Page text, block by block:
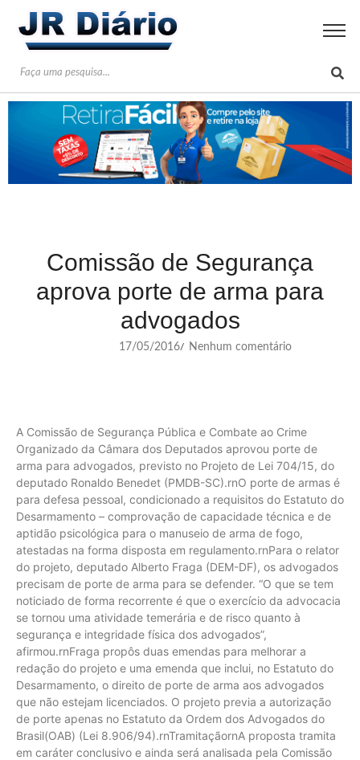
Comissão de Segurança
aprova porte de arma para
advogados
17/05/2016/ Nenhum comentário
A Comissão de Segurança Pública e Combate ao Crime
Organizado da Câmara dos Deputados aprovou porte de
arma para advogados, previsto no Projeto de Lei 704/15, do
deputado Ronaldo Benedet (PMDB-SC).rnO porte de armas é
para defesa pessoal, condicionado a requisitos do Estatuto do
Desarmamento – comprovação de capacidade técnica e de
aptidão psicológica para o manuseio de arma de fogo,
atestadas na forma disposta em regulamento.rnPara o relator
do projeto, deputado Alberto Fraga (DEM-DF), os advogados
precisam de porte de arma para se defender. “O que se tem
noticiado de forma recorrente é que o exercício da advocacia
se tornou uma atividade temerária e de risco quanto à
segurança e integridade física dos advogados”,
afirmou.rnFraga propôs duas emendas para melhorar a
redação do projeto e uma emenda que inclui, no Estatuto do
Desarmamento, o direito de porte de arma aos advogados
que não estejam licenciados. O projeto previa a autorização
de porte apenas no Estatuto da Ordem dos Advogados do
Brasil(OAB) (Lei 8.906/94).rnTramitaçãornA proposta tramita
em caráter conclusivo e ainda será analisada pela Comissão